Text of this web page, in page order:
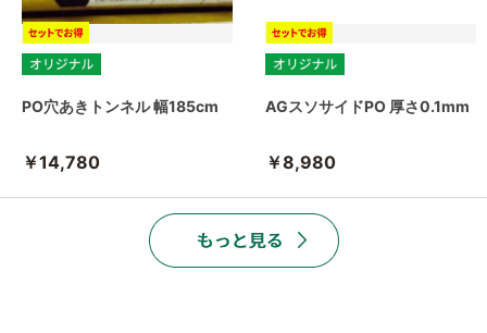
PO穴あきトンネル 幅185cm
￥14,780
AGスソサイドPO 厚さ0.1mm
￥8,980